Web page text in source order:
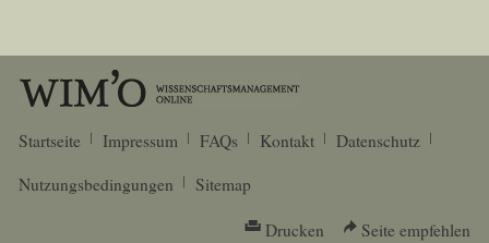
Startseite Impressum FAQs Kontakt
Datenschutz
Nutzungsbedingungen
Sitemap
Drucken Seite empfehlen